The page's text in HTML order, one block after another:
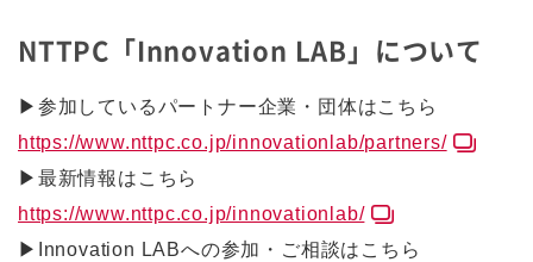
NTTPC「Innovation LAB」について
▶参加しているパートナー企業・団体はこちら
https://www.nttpc.co.jp/innovationlab/partners/
▶最新情報はこちら
https://www.nttpc.co.jp/innovationlab/
▶Innovation LABへの参加・ご相談はこちら